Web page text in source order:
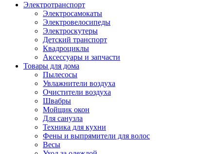
Электротранспорт
Электросамокаты
Электровелосипеды
Электроскутеры
Детский транспорт
Квадроциклы
Аксессуары и запчасти
Товары для дома
Пылесосы
Увлажнители воздуха
Очистители воздуха
Швабры
Мойщик окон
Для санузла
Техника для кухни
Фены и выпрямители для волос
Весы